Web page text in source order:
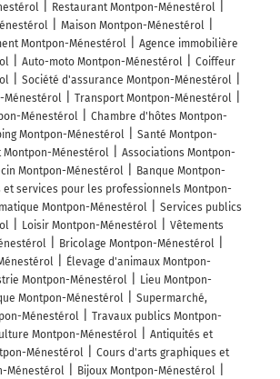
Restaurant Montpon-Ménestérol
Maison Montpon-Ménestérol
Montpon-Ménestérol
Agence immobilière
Auto-moto Montpon-Ménestérol
Coiffeur
Société d'assurance Montpon-Ménestérol
Ménestérol
Transport Montpon-Ménestérol
Ménestérol
Chambre d'hôtes Montpon-
Montpon-Ménestérol
Santé Montpon-
Montpon-Ménestérol
Associations Montpon-
Montpon-Ménestérol
Banque Montpon-
et services pour les professionnels Montpon-
Montpon-Ménestérol
Services publics
Loisir Montpon-Ménestérol
Vêtements
Bricolage Montpon-Ménestérol
Élevage d'animaux Montpon-
Montpon-Ménestérol
Lieu Montpon-
Montpon-Ménestérol
Supermarché,
Ménestérol
Travaux publics Montpon-
Montpon-Ménestérol
Antiquités et
Ménestérol
Cours d'arts graphiques et
Ménestérol
Bijoux Montpon-Ménestérol